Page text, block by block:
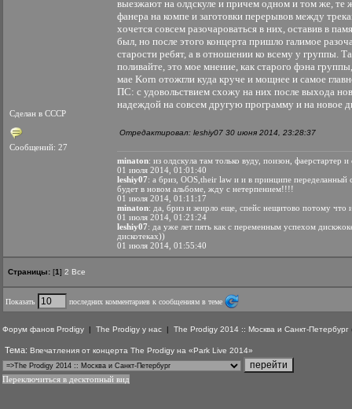
Сделан в СССР
Сообщений: 27
выезжают на олдскуле и причем одном и том же, те
фанера на компе и заготовки перерывов между
хочется совсем разочароваться в них, оставив в
был, но после этого концерта пришло галимое
старости ребят, а в отношении ко всему у группы.
поливайте, это мое мнение, как старого фэна
мае Korn отожгли куда круче и мощнее и самое
ПС: с удовольствием схожу на них после выхода
надеждой на совсем другую программу и на новое
Отредактировал: leshiy07 30 июня 2014, 23:28:37
minaton: из олдскула там только вуду, поизон, фаерстартер и
01 июля 2014, 01:01:40
leshiy07: а бриз, OOS,their law и и в принципе
будет в новом альбоме, жду с нетерпением!!!!
01 июля 2014, 01:11:17
minaton: да, бриз и зеирло еще, спейс нещитово потому что
01 июля 2014, 01:21:24
leshiy07: да уже лет пять как с переменным успехом
дискотеках))
01 июля 2014, 01:55:40
Страницы: [1] 2 Все
Показать последних комментариев к сообщениям в теме
Форум фанов Prodigy | The Prodigy у нас | The Prodigy 2014 :: Москва и Санкт-Петербург
Тема: Впечатления от концерта The Prodigy на «Park Live 2014»
Переключиться в десктопный вид